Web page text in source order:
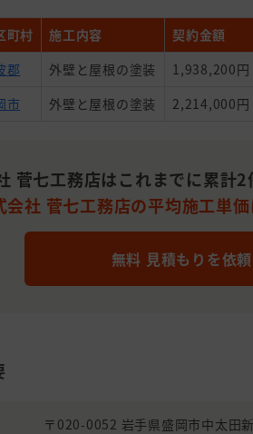
町村 施工内容 契約金額
郡 外壁と屋根の塗装 1,938,200円
市 外壁と屋根の塗装 2,214,000円
菅七工務店はこれまでに累計2
会社 菅七工務店の平均施工単
無料 見積もりを依
〒020-0052 岩手県盛岡市中太田